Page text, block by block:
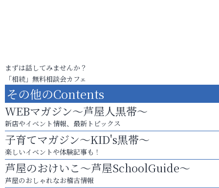
まずは話してみませんか？
「相続」無料相談会カフェ
その他のContents
WEBマガジン～芦屋人黒帯～
新店やイベント情報、最新トピックス
子育てマガジン～KID's黒帯～
楽しいイベントや体験記事も！
芦屋のおけいこ～芦屋SchoolGuide～
芦屋のおしゃれなお稽古情報